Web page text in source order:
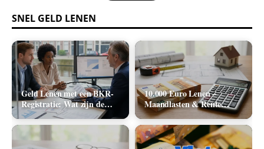
SNEL GELD LENEN
Geld Lenen met een BKR-
Registratie: Wat zijn de
Realistische Mogelijkheden
in Nederland?
10.000 Euro Lenen –
Maandlasten & Rente
Berekenen (2026)